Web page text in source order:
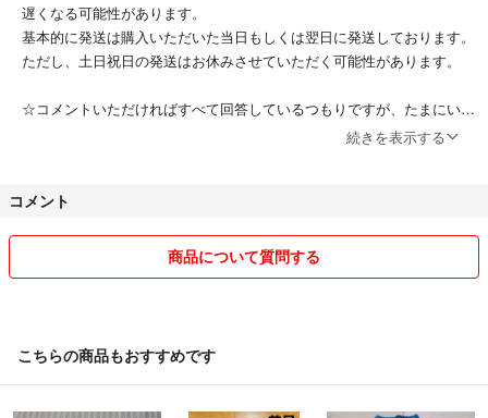
遅くなる可能性があります。
基本的に発送は購入いただいた当日もしくは翌日に発送しております。
ただし、土日祝日の発送はお休みさせていただく可能性があります。
☆コメントいただければすべて回答しているつもりですが、たまにいい
ねなどが重なり通知が流れ気づかないことがあります。。。
続きを表示する
コメント
商品について質問する
こちらの商品もおすすめです